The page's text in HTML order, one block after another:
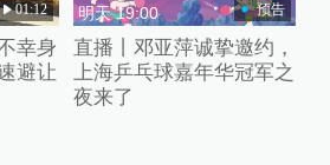
01:12
幸身
避让
明天 19:00 预告
直播丨邓亚萍诚挚邀约，
上海乒乓球嘉年华冠军之
夜来了